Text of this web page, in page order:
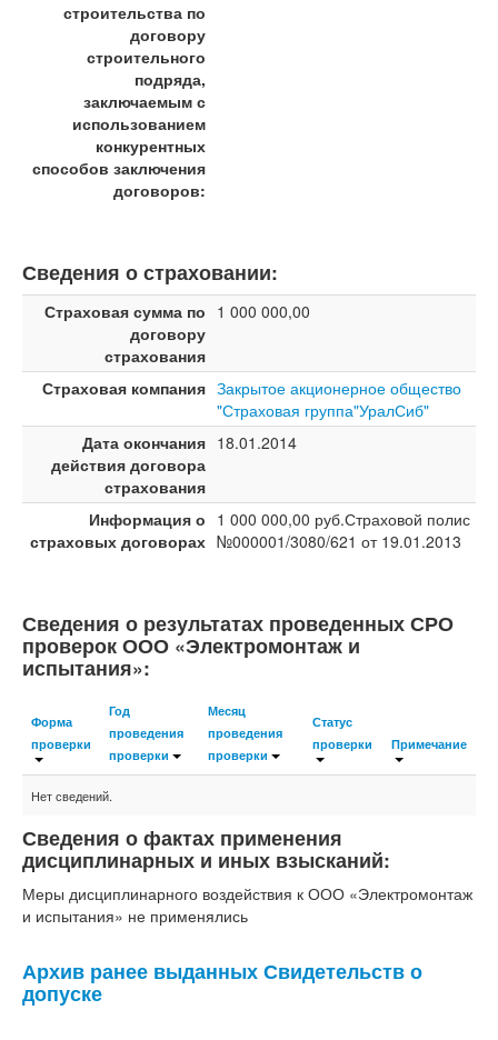
строительства по
договору
строительного
подряда,
заключаемым с
использованием
конкурентных
способов заключения
договоров:
Сведения о страховании:
Страховая сумма по
договору
страхования
1 000 000,00
Страховая компания Закрытое акционерное общество
"Страховая группа"УралСиб"
Дата окончания
действия договора
страхования
18.01.2014
Информация о
страховых договорах
1 000 000,00 руб.Страховой полис
№000001/3080/621 от 19.01.2013
Сведения о результатах проведенных СРО
проверок ООО «Электромонтаж и
испытания»:
Форма
проверки
Год
проведения
проверки
Месяц
проведения
проверки
Статус
проверки
Примечание
Нет сведений.
Сведения о фактах применения
дисциплинарных и иных взысканий:
Меры дисциплинарного воздействия к ООО «Электромонтаж
и испытания» не применялись
Архив ранее выданных Свидетельств о
допуске